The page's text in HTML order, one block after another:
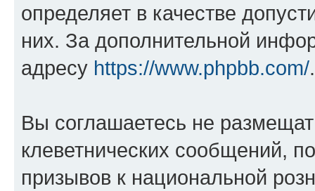
определяет в качестве
них. За дополнительной
адресу https://www.phpbb.com/.
Вы соглашаетесь не
клеветнических сообщений,
призывов к национальной